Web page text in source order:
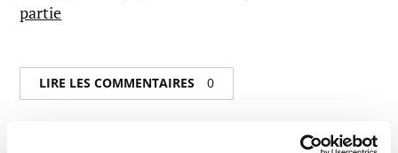
partie
LIRE LES COMMENTAIRES 0